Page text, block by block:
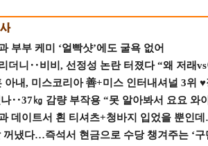
부부 케미 ‘얼빡샷’에도 굴욕 없어
더니‥비비, 선정성 논란 터졌다 “왜 저래
아내, 미스코리아 善+미스 인터내셔널 3위
‥37㎏ 감량 부작용 “못 알아봐서 요요 와
데이트서 흰 티셔츠+청바지 입었을 뿐인
꺼냈다…즉석서 현금으로 수당 챙겨주는 ‘구